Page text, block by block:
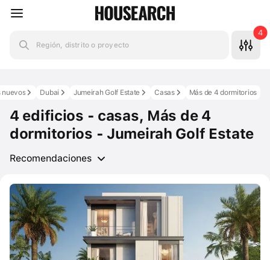
Región, distrito o proyecto
4
Más de 4 dormitorios
Casas
Jumeirah Golf Estate
Dubai
nuevos
4 edificios - casas, Más de 4
dormitorios - Jumeirah Golf Estate
Recomendaciones